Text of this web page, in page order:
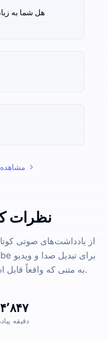
هل شما به
مشاهده
نظرات
از یادداشت‌های صوتی
به متنی که واقعاً قابل استفاده است بهره می‌برند.
دقیقه